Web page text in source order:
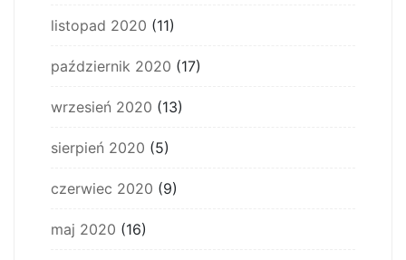
listopad 2020 (11)
październik 2020 (17)
wrzesień 2020 (13)
sierpień 2020 (5)
czerwiec 2020 (9)
maj 2020 (16)